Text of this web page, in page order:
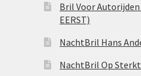
Bril Voor Autorijden
EERST)
NachtBril Hans
NachtBril Op